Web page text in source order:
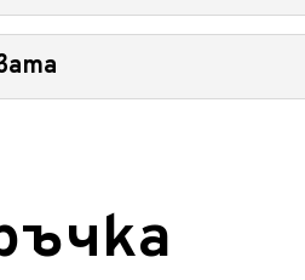
промяната вече не е възможна и